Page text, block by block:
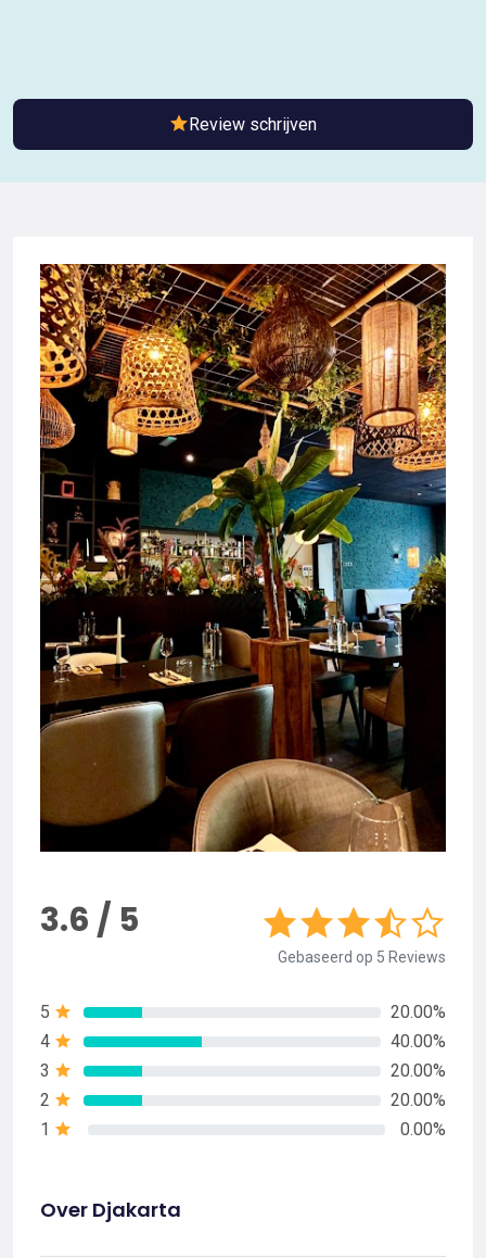
Review schrijven
3.6 / 5
Gebaseerd op 5 Reviews
5
20.00%
4
40.00%
3
20.00%
2
20.00%
1
0.00%
Over Djakarta